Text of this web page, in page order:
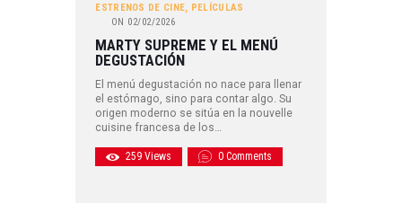
ESTRENOS DE CINE
PELÍCULAS
ON 02/02/2026
MARTY SUPREME Y EL MENÚ
DEGUSTACIÓN
El menú degustación no nace para llenar
el estómago, sino para contar algo. Su
origen moderno se sitúa en la nouvelle
cuisine francesa de los…
259 Views 0 Comments